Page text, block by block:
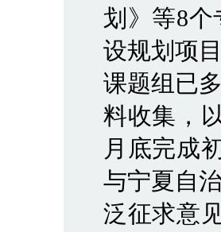
划》等8
设规划项
课题组已
料收集，
月底完成
与宁夏自
泛征求意